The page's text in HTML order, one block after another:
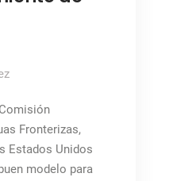
Fronterizas,
Estados Unidos
modelo para